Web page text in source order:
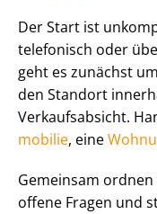
Der Start ist
telefonisch oder
geht es zunächst
den Standort
Verkaufsabsicht.
mo­bi­lie, eine
Gemeinsam
offene Fragen und